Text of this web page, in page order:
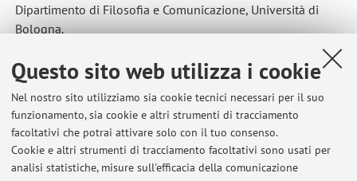
Questo sito web utilizza i cookie
Nel nostro sito utilizziamo sia cookie tecnici necessari per il suo
funzionamento, sia cookie e altri strumenti di tracciamento
facoltativi che potrai attivare solo con il tuo consenso.
Cookie e altri strumenti di tracciamento facoltativi sono usati per
analisi statistiche, misure sull'efficacia della comunicazione
Dipartimento di Filosofia e Comunicazione, Università di
Bologna.
Covid Pandemics: Theoretical and Practical Issues,
AlmaIdea-PhilHeaD online workshop. Università di
Bologna.
9/11-9-2020.Seventeenth International Conference on
Computability and Complexity in Analysis 2020. Conference
virtuale della rete Computability and Complexity in Analysis.
5/6-12-2019.Complexity, Inter-Connectivity and Resilience